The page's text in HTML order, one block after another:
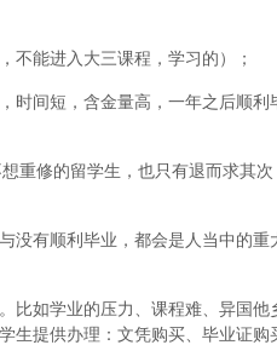
不能进入大三课程，学习的）；
时间短，含金量高，一年之后顺
重修的留学生，也只有退而求其
没有顺利毕业，都会是人当中的重
比如学业的压力、课程难、异国
生提供办理：文凭购买、毕业证